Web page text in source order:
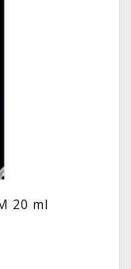
20 ml